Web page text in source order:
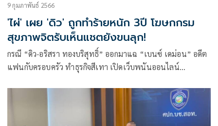
9 กุมภาพันธ์ 2566
'ไผ่' เผย 'ดิว' ถูกทำร้ายหนัก 3ปี โฆษกกรม
สุขภาพจิตรับเห็นแชตยังขนลุก!
กรณี “ดิว-อริสรา ทองบริสุทธิ์” ออกมาแฉ “เบนซ์ เดม่อน” อดีต
แฟนกับครอบครัว ทำธุรกิจสีเทา เปิดเว็บพนันออนไลน์
ร่างกายหนัก จนกลายเป็นประเด็นช็อกในสังคม